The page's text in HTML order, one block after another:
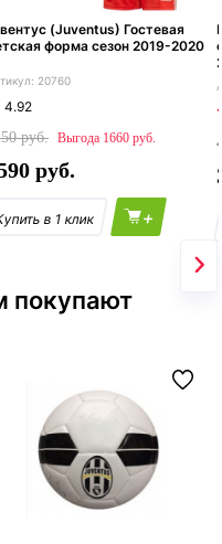
(Juventus) Гостевая
форма сезон 2019-2020
20760
4.92
1660
+
покупают